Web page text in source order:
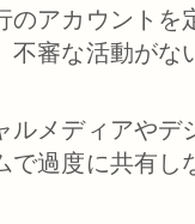
のアカウントを
不審な活動がな
ルメディアやデ
で過度に共有し